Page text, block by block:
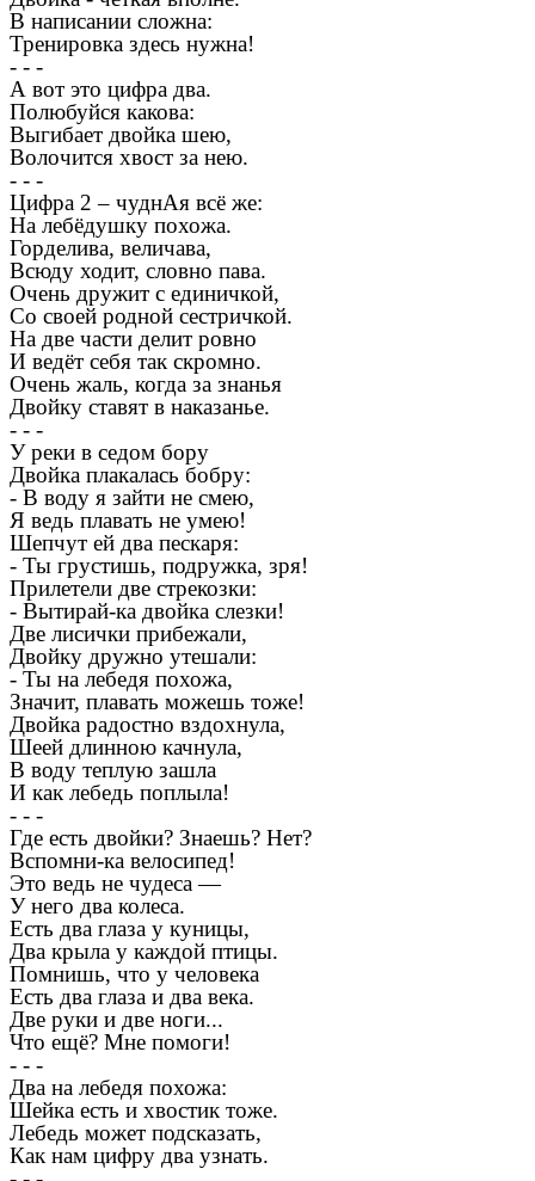
В написании сложна:
Тренировка здесь нужна!
- - -
А вот это цифра два.
Полюбуйся какова:
Выгибает двойка шею,
Волочится хвост за нею.
- - -
Цифра 2 – чуднАя всё же:
На лебёдушку похожа.
Горделива, величава,
Всюду ходит, словно пава.
Очень дружит с единичкой,
Со своей родной сестричкой.
На две части делит ровно
И ведёт себя так скромно.
Очень жаль, когда за знанья
Двойку ставят в наказанье.
- - -
У реки в седом бору
Двойка плакалась бобру:
- В воду я зайти не смею,
Я ведь плавать не умею!
Шепчут ей два пескаря:
- Ты грустишь, подружка, зря!
Прилетели две стрекозки:
- Вытирай-ка двойка слезки!
Две лисички прибежали,
Двойку дружно утешали:
- Ты на лебедя похожа,
Значит, плавать можешь тоже!
Двойка радостно вздохнула,
Шеей длинною качнула,
В воду теплую зашла
И как лебедь поплыла!
- - -
Где есть двойки? Знаешь? Нет?
Вспомни-ка велосипед!
Это ведь не чудеса —
У него два колеса.
Есть два глаза у куницы,
Два крыла у каждой птицы.
Помнишь, что у человека
Есть два глаза и два века.
Две руки и две ноги...
Что ещё? Мне помоги!
- - -
Два на лебедя похожа:
Шейка есть и хвостик тоже.
Лебедь может подсказать,
Как нам цифру два узнать.